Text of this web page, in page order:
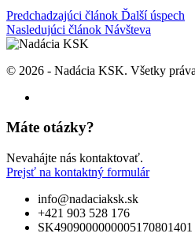
Navigácia
v
Predchadzajúci článok Ďalší úspech
Nasledujúci článok Návšteva
© 2026 - Nadácia KSK. Všetky
Máte otázky?
Nevahájte nás kontaktovať.
Prejsť na kontaktný formulár
info@nadaciaksk.sk
+421 903 528 176
SK4909000000005170801401